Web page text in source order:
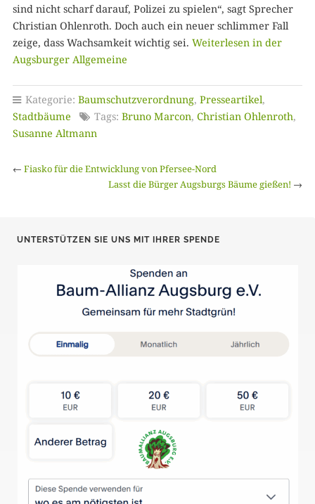
sind nicht scharf darauf, Polizei zu spielen“, sagt Sprecher
Christian Ohlenroth. Doch auch ein neuer schlimmer Fall
zeige, dass Wachsamkeit wichtig sei. Weiterlesen in der
Augsburger Allgemeine
Kategorie: Baumschutzverordnung, Presseartikel,
Stadtbäume
Tags: Bruno Marcon, Christian Ohlenroth,
Susanne Altmann
← Fiasko für die Entwicklung von Pfersee-Nord
Lasst die Bürger Augsburgs Bäume gießen! →
UNTERSTÜTZEN SIE UNS MIT IHRER SPENDE